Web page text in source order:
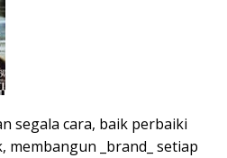
segala cara, baik perbaiki
membangun _brand_ setiap